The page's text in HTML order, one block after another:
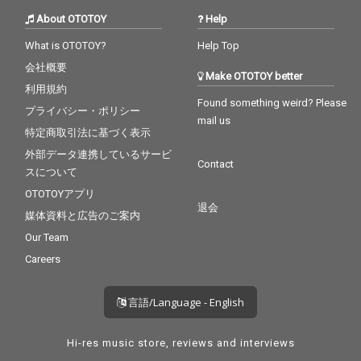
About OTOTOY
What is OTOTOY?
会社概要
利用規約
プライバシー・ポリシー
特定商取引法に基づく表示
外部データ連携しているサービ
スについて
OTOTOYアプリ
媒体資料と広告のご案内
Our Team
Careers
Help
Help Top
Make OTOTOY better
Found something weird? Please
mail us
Contact
退会
言語/Language - English
Hi-res music store, reviews and interviews